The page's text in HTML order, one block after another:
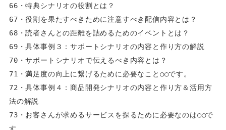
66・特典シナリオの役割とは？
67・役割を果たすべきために注意すべき配信内容とは？
68・読者さんとの距離を詰めるためのイベントとは？
69・具体事例３：サポートシナリオの内容と作り方の解説
70・サポートシナリオで伝えるべき内容とは？
71・満足度の向上に繋げるために必要なこと○○です。
72・具体事例４：商品開発シナリオの内容と作り方＆活用方
法の解説
73・お客さんが求めるサービスを探るために必要なのは○○で
す。